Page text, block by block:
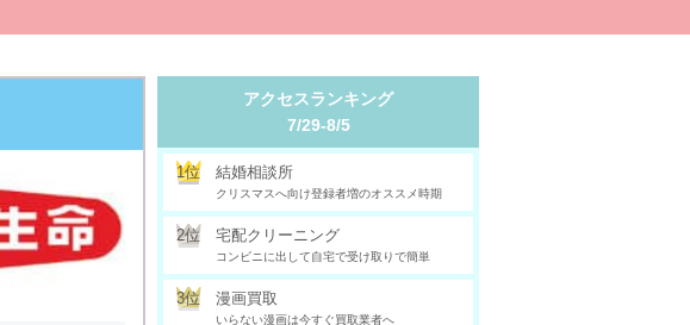
アクセスランキング
7/29-8/5
1位 結婚相談所
クリスマスへ向け登録者増のオススメ時期
2位 宅配クリーニング
コンビニに出して自宅で受け取りで簡単
3位 漫画買取
いらない漫画は今すぐ買取業者へ